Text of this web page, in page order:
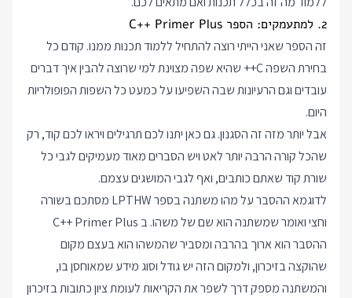
2. למתעמקים: הספר C++ Primer Plus
זה הספר שאני הייתי רוצה להתחיל ללמוד תכנות ממנו. קודם כל
בחירת השפה C++ שהיא שפה מצוינת למי שרוצה להבין איך דברים
עובדים וגם הרעיונות שבה השפיעו על כמעט כל השפות הפופולריות
היום.
אבל יותר מזה זה הסגנון. גם כאן יתנו לכם תרגילים ויראו לכם קוד, רק
שהכל קורה הרבה יותר לאט ויש הסברים מאוד מעמיקים לגבי כל
שורת קוד שאתם כותבים, ואף לגבי המושגים עצמם.
לדוגמא ההסבר על מהו משתנה בספר LPTHW מסתכם בשורה
וחצי ואומר שמשתנה הוא שם של משהו. ב C++ Primer Plus
ההסבר הוא ארוך בהרבה ומסביר שהמשהו הוא בעצם מקום
שהוקצה בזיכרון, ולמקום הזה יש גודל וסוג מידע שמאוחסן בו,
והמשתנה מספק דרך לשפר את הקריאות לעומת ציון כתובות בזיכרון